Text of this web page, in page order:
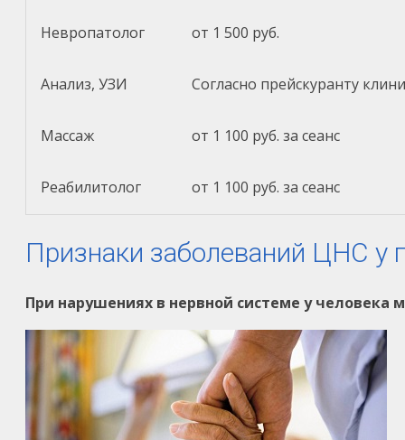
Невропатолог от 1 500 руб.
Анализ, УЗИ Согласно прейскуранту
Массаж от 1 100 руб. за сеанс
Реабилитолог от 1 100 руб. за сеанс
Признаки заболеваний ЦНС у
При нарушениях в нервной системе у